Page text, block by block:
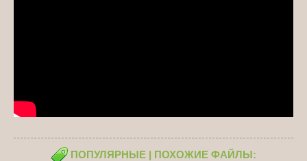
ПОПУЛЯРНЫЕ | ПОХОЖИЕ ФАЙЛЫ: